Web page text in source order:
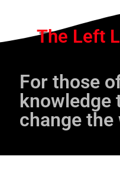
The Left
For those
knowledge
change the